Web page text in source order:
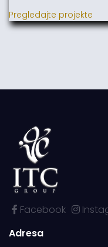
Pregledajte projekte
Facebook
Adresa